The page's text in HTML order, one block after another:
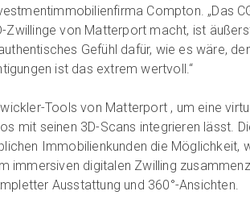
Compton. „Das
Zwillinge von Matterport macht, ist
Gefühl dafür, wie es wäre,
ist das extrem wertvoll.“
Tools von Matterport , um eine
mit seinen 3D-Scans integrieren lässt.
Immobilienkunden die Möglichkeit,
immersiven digitalen Zwilling
Ausstattung und 360°-Ansichten.